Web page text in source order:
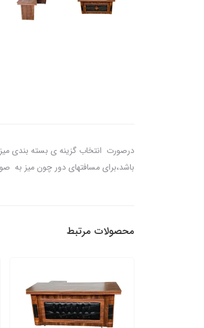
درصورت انتخاب گزینه ی بسته بندی میز
باشد،برای مسافتهای دور چون میز به
محصولات مرتبط